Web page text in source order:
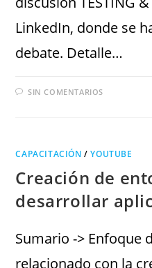
LinkedIn, donde se
debate. Detalle…
SIN COMENTARIOS
CAPACITACIÓN /YOUTUBE
Creación de
desarrollar
Sumario -> Enfoque
relacionado con la